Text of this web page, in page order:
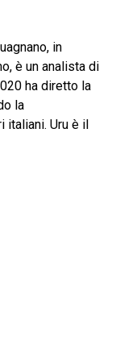
in
è un analista di
ha diretto la
la
Uru è il